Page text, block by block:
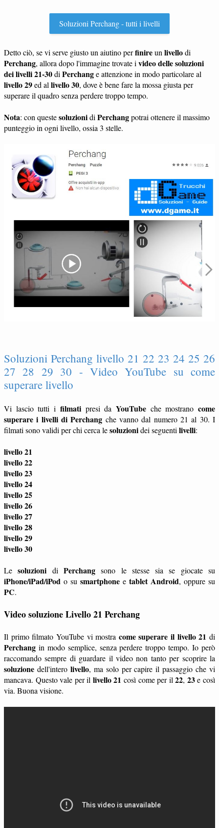
Soluzioni Perchang - tutti i livelli
Detto ciò, se vi serve giusto un aiutino perfinireun livellodi
Perchang, allora dopo l'immagine trovate i video delle soluzioni
dei livelli 21-30di Perchange attenzione in modo particolare al
livello 29ed al livello 30, dove è bene fare la mossa giusta per
superare il quadro senza perdere troppo tempo.
Nota: con questesoluzionidi Perchangpotrai ottenere il massimo
punteggio in ogni livello, ossia 3 stelle.
Soluzioni Perchang livello 21 22 23 24 25 26
27 28 29 30 - Video YouTube su come
superare livello
Vi lascio tutti i filmatipresi da YouTubeche mostranocome
superare i livelli di Perchang che vanno dal numero 21 al 30. I
filmati sono validi per chi cerca lesoluzionidei seguenti livelli:
livello 21
livello 22
livello 23
livello 24
livello 25
livello 26
livello 27
livello 28
livello 29
livello 30
Lesoluzioni di Perchangsono le stesse sia se giocate su
iPhone/iPad/iPod o su smartphone e tablet Android, oppure su
PC.
Video soluzione Livello 21 Perchang
Il primo filmato YouTube vi mostra come superare il livello 21 di
Perchang in modo semplice, senza perdere troppo tempo. Io però
raccomando sempre di guardare il video non tanto per scoprire la
soluzione dell'intero livello, ma solo per capire il passaggio che vi
mancava. Questo vale per il livello 21 così come per il22, 23e così
via. Buona visione.